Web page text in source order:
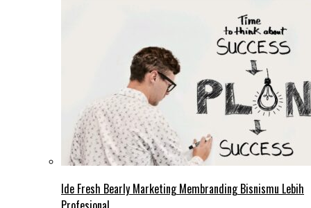
Ide Fresh Bearly Marketing Membranding Bisnismu Lebih